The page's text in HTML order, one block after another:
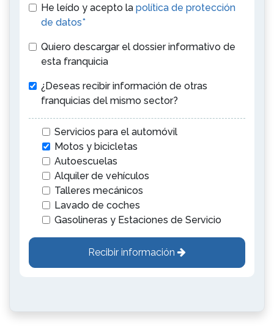
He leído y acepto la política de protección
de datos*
Quiero descargar el dossier informativo de
esta franquicia
¿Deseas recibir información de otras
franquicias del mismo sector?
Servicios para el automóvil
Motos y bicicletas
Autoescuelas
Alquiler de vehículos
Talleres mecánicos
Lavado de coches
Gasolineras y Estaciones de Servicio
Recibir información